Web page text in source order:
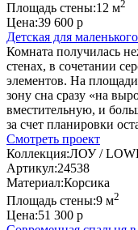
Площадь стены:12 м2
Цена:39 600 р
Детская для
Комната получилась
стенах, в сочетании
элементов. На
зону сна сразу «на
вместительную, и
за счет планировки
Смотреть проект
Коллекция:ЛОУ /
Артикул:24538
Материал:Корсика
Площадь стены:9 м2
Цена:51 300 р